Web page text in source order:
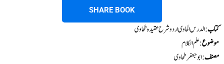
SHARE BOOK
کتاب: الدرس الحاوی اردو شرح عقیدہ طحاوی
موضوع: علم الکلام
مصنف:ابو جعفر طحاوی